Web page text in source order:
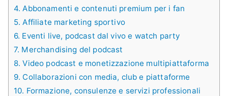
4. Abbonamenti e contenuti premium per i fan
5. Affiliate marketing sportivo
6. Eventi live, podcast dal vivo e watch party
7. Merchandising del podcast
8. Video podcast e monetizzazione multipiattaforma
9. Collaborazioni con media, club e piattaforme
10. Formazione, consulenze e servizi professionali